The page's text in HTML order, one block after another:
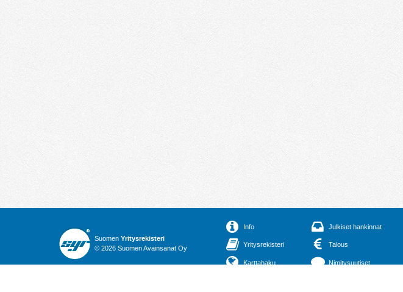
Suomen Yritysrekisteri
© 2026 Suomen Avainsanat Oy
Info
Yritysrekisteri
Karttahaku
Julkiset hankinnat
Talous
Nimitysuutiset